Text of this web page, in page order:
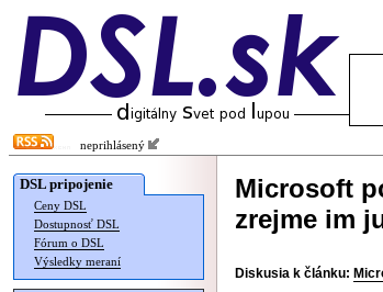
neprihlásený
DSL pripojenie
Ceny DSL
Dostupnosť DSL
Fórum o DSL
Výsledky meraní
Microsoft
zrejme im
Diskusia k článku: